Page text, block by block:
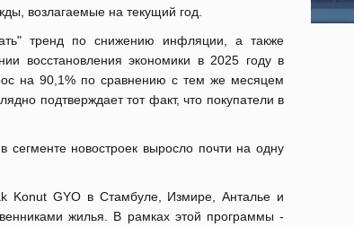
возлагаемые на текущий год.
тренд по снижению инфляции, а также
восстановления экономики в 2025 году в
на 90,1% по сравнению с тем же месяцем
подтверждает тот факт, что покупатели в
сегменте новостроек выросло почти на одну
Konut GYO в Стамбуле, Измире, Анталье и
жилья. В рамках этой программы -